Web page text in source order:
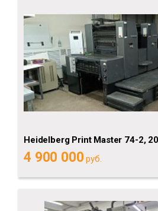
Heidelberg Рrint Мaster 74-2,
4 900 000 руб.